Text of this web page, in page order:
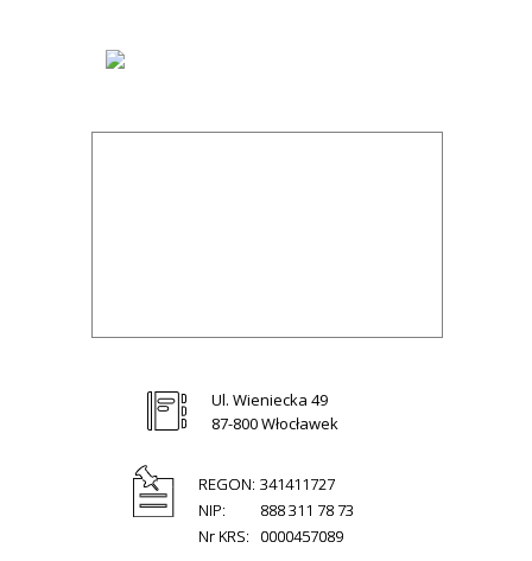
Ul. Wieniecka 49
87-800 Włocławek
REGON: 341411727
NIP:
888 311 78 73
Nr KRS:
0000457089